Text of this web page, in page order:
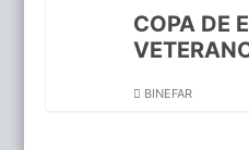
COPA DE
BINEFAR